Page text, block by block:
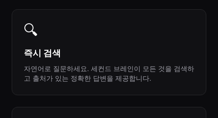
🔍
즉시 검색
자연어로 질문하세요. 세컨드 브레인이 모든 것을 검색하
고 출처가 있는 정확한 답변을 제공합니다.